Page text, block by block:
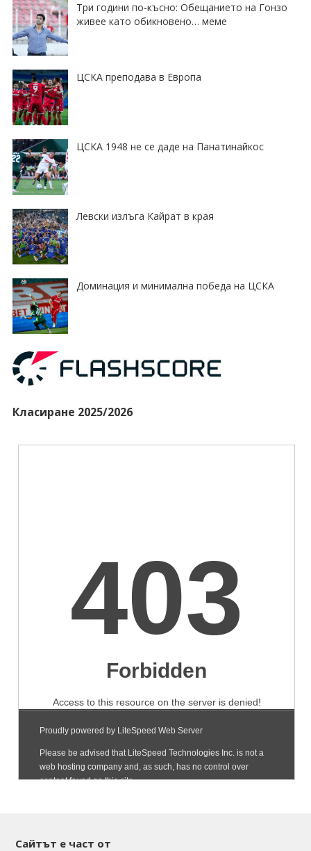
Три години по-късно: Обещанието на Гонзо
живее като обикновено… меме
ЦСКА преподава в Европа
ЦСКА 1948 не се даде на Панатинайкос
Левски излъга Кайрат в края
Доминация и минимална победа на ЦСКА
Класиране 2025/2026
Сайтът е част от